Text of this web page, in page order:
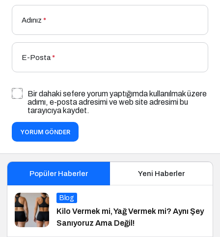
Adınız *
E-Posta*
Bir dahaki sefere yorum yaptığımda kullanılmak üzere
adımı, e-posta adresimi ve web site adresimi bu
tarayıcıya kaydet.
YORUM GÖNDER
Popüler Haberler Yeni Haberler
Blog
Kilo Vermek mi, Yağ Vermek mi? Aynı Şey
Sanıyoruz Ama Değil!